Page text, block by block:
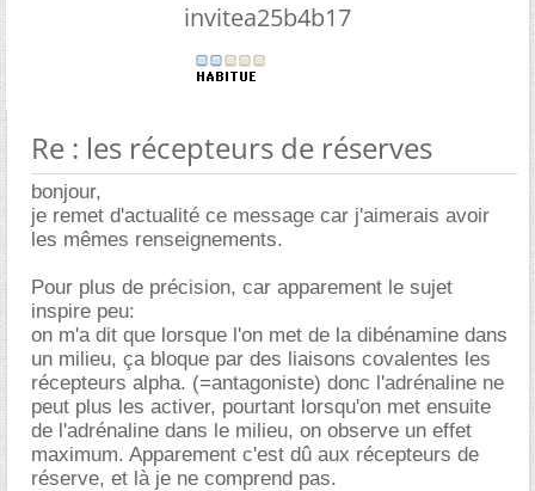
invitea25b4b17
Re : les récepteurs de réserves
bonjour,
je remet d'actualité ce message car j'aimerais avoir
les mêmes renseignements.
Pour plus de précision, car apparement le sujet
inspire peu:
on m'a dit que lorsque l'on met de la dibénamine dans
un milieu, ça bloque par des liaisons covalentes les
récepteurs alpha. (=antagoniste) donc l'adrénaline ne
peut plus les activer, pourtant lorsqu'on met ensuite
de l'adrénaline dans le milieu, on observe un effet
maximum. Apparement c'est dû aux récepteurs de
réserve, et là je ne comprend pas.